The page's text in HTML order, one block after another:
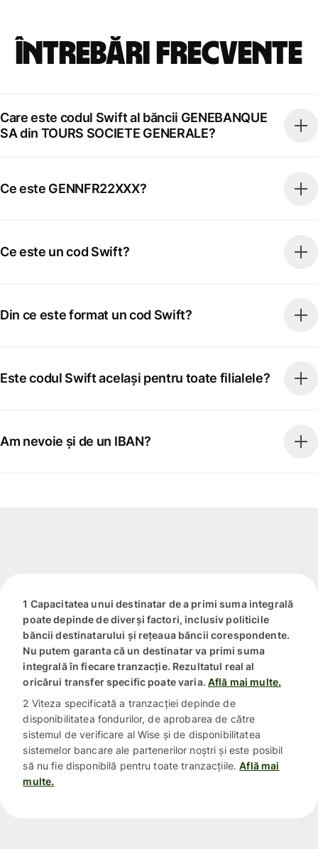
Întrebări frecvente
Care este codul Swift al băncii GENEBANQUE
SA din TOURS SOCIETE GENERALE?
Ce este GENNFR22XXX?
Ce este un cod Swift?
Din ce este format un cod Swift?
Este codul Swift același pentru toate filialele?
Am nevoie și de un IBAN?
1 Capacitatea unui destinatar de a primi suma integrală
poate depinde de diverși factori, inclusiv politicile
băncii destinatarului și rețeaua băncii corespondente.
Nu putem garanta că un destinatar va primi suma
integrală în fiecare tranzacție. Rezultatul real al
oricărui transfer specific poate varia. Află mai multe.
2 Viteza specificată a tranzacției depinde de
disponibilitatea fondurilor, de aprobarea de către
sistemul de verificare al Wise și de disponibilitatea
sistemelor bancare ale partenerilor noștri și este posibil
să nu fie disponibilă pentru toate tranzacțiile. Află mai
multe.